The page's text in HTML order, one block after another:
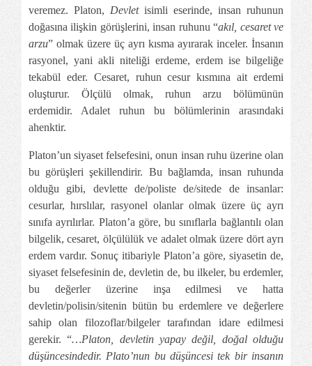
veremez. Platon, Devlet isimli eserinde, insan ruhunun
doğasına ilişkin görüşlerini, insan ruhunu “akıl, cesaret ve
arzu” olmak üzere üç ayrı kısma ayırarak inceler. İnsanın
rasyonel, yani akli niteliği erdeme, erdem ise bilgeliğe
tekabül eder. Cesaret, ruhun cesur kısmına ait erdemi
oluşturur. Ölçülü olmak, ruhun arzu bölümünün
erdemidir. Adalet ruhun bu bölümlerinin arasındaki
ahenktir.
Platon’un siyaset felsefesini, onun insan ruhu üzerine olan
bu görüşleri şekillendirir. Bu bağlamda, insan ruhunda
olduğu gibi, devlette de/poliste de/sitede de insanlar:
cesurlar, hırslılar, rasyonel olanlar olmak üzere üç ayrı
sınıfa ayrılırlar. Platon’a göre, bu sınıflarla bağlantılı olan
bilgelik, cesaret, ölçülülük ve adalet olmak üzere dört ayrı
erdem vardır. Sonuç itibariyle Platon’a göre, siyasetin de,
siyaset felsefesinin de, devletin de, bu ilkeler, bu erdemler,
bu değerler üzerine inşa edilmesi ve hatta
devletin/polisin/sitenin bütün bu erdemlere ve değerlere
sahip olan filozoflar/bilgeler tarafından idare edilmesi
gerekir. “…Platon, devletin yapay değil, doğal olduğu
düşüncesindedir. Plato’nun bu düşüncesi tek bir insanın